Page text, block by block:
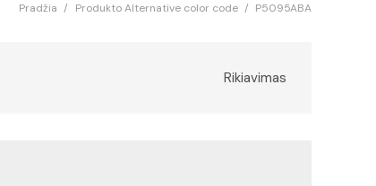
Pradžia / Produkto Alternative color code / P5095ABA
Rikiavimas